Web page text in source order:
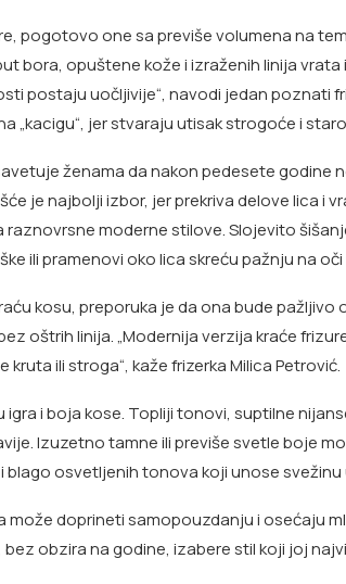
pogotovo one sa previše volumena na
bora, opuštene kože i izraženih linija vrata
postaju uočljivije“, navodi jedan poznati
„kacigu“, jer stvaraju utisak strogoće i
ženama da nakon pedesete godine
je najbolji izbor, jer prekriva delove lica i
raznovrsne moderne stilove. Slojevito
ili pramenovi oko lica skreću pažnju na
kosu, preporuka je da ona bude pažljivo
oštrih linija. „Modernija verzija kraće
kruta ili stroga“, kaže frizerka Milica Petrović.
igra i boja kose. Topliji tonovi, suptilne
Izuzetno tamne ili previše svetle boje
blago osvetljenih tonova koji unose svežinu
može doprineti samopouzdanju i osećaju
bez obzira na godine, izabere stil koji joj